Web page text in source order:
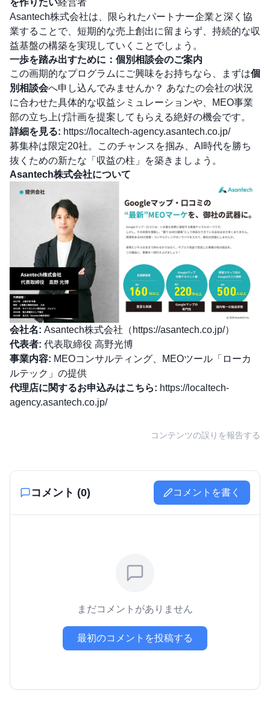
Asantech株式会社は、限られたパートナー企業と深く協
業することで、短期的な売上創出に留まらず、持続的な収
益基盤の構築を実現していくことでしょう。
一歩を踏み出すために：個別相談会のご案内
この画期的なプログラムにご興味をお持ちなら、まずは個
別相談会へ申し込んでみませんか？ あなたの会社の状況
に合わせた具体的な収益シミュレーションや、MEO事業
部の立ち上げ計画を提案してもらえる絶好の機会です。
詳細を見る: https://localtech-agency.asantech.co.jp/
募集枠は限定20社。このチャンスを掴み、AI時代を勝ち
抜くための新たな「収益の柱」を築きましょう。
Asantech株式会社について
会社名: Asantech株式会社（ https://asantech.co.jp/）
代表者: 代表取締役 高野光博
事業内容: MEOコンサルティング、MEOツール「ローカ
ルテック」の提供
代理店に関するお申込みはこちら: https://localtech-
agency.asantech.co.jp/
コンテンツの誤りを報告する
コメント (0) コメントを書く
まだコメントがありません
最初のコメントを投稿する